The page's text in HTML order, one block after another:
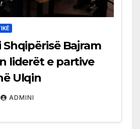
Shqipërisë Bajram
liderët e partive
Ulqin
ADMINI